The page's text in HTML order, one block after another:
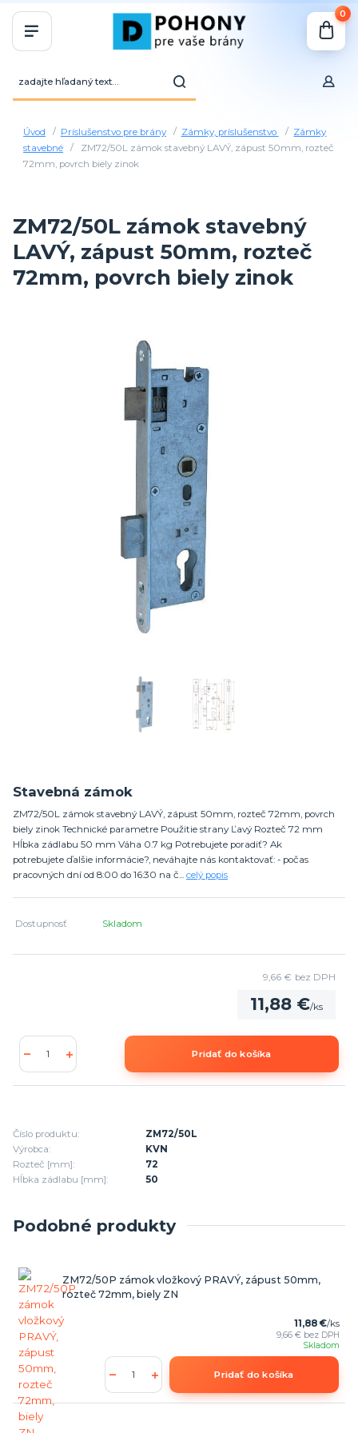
0
Úvod Príslušenstvo pre brány Zámky, príslušenstvo
Zámky
stavebné
ZM72/50L zámok stavebný LAVÝ, zápust 50mm, rozteč
72mm, povrch biely zinok
ZM72/50L zámok stavebný
LAVÝ, zápust 50mm, rozteč
72mm, povrch biely zinok
Stavebná zámok
ZM72/50L zámok stavebný LAVÝ, zápust 50mm, rozteč 72mm, povrch
biely zinok Technické parametre Použitie strany Ľavý Rozteč 72 mm
Hĺbka zádlabu 50 mm Váha 0.7 kg Potrebujete poradiť? Ak
potrebujete ďalšie informácie?, neváhajte nás kontaktovať: - počas
pracovných dní od 8:00 do 16:30 na č... celý popis
Dostupnosť Skladom
11,88 €/ks
9,66 € bez DPH
Pridať do košíka
Číslo produktu:
ZM72/50L
Výrobca:
KVN
Rozteč [mm]:
72
Hĺbka zádlabu [mm]:
50
Podobné produkty
ZM72/50P zámok vložkový PRAVÝ, zápust 50mm,
rozteč 72mm, biely ZN
11,88 €/ks
9,66 € bez DPH
Skladom
Pridať do košíka